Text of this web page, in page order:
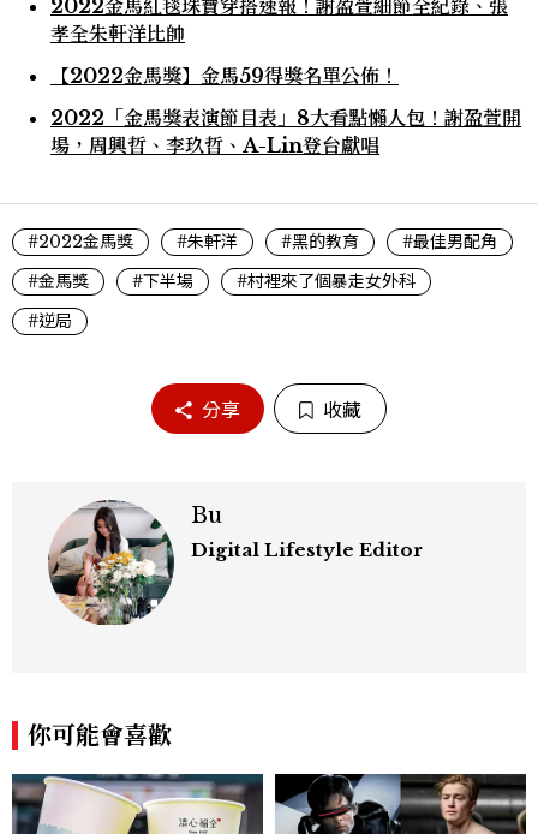
2022金馬紅毯珠寶穿搭速報！謝盈萱細節全紀錄、張
孝全朱軒洋比帥
【2022金馬獎】金馬59得獎名單公佈！
2022「金馬獎表演節目表」8大看點懶人包！謝盈萱開
場，周興哲、李玖哲、A-Lin登台獻唱
#2022金馬獎 #朱軒洋 #黑的教育
#最佳男配角
#金馬獎
#下半場
#村裡來了個暴走女外科
#逆局
分享 收藏
Bu
Digital Lifestyle Editor
你可能會喜歡